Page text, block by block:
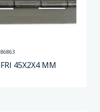
45X2X4 MM